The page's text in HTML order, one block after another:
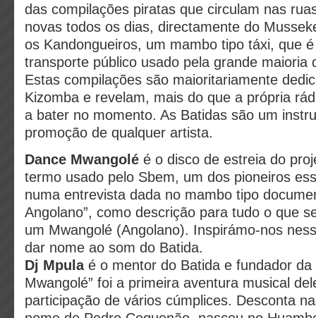
das compilações piratas que circulam nas
novas todos os dias, directamente do
os Kandongueiros, um mambo tipo táxi, que
transporte público usado pela grande maioria
Estas compilações são maioritariamente
Kizomba e revelam, mais do que a própria
a bater no momento. As Batidas são um
promoção de qualquer artista.
Dance Mwangolé é o disco de estreia do
termo usado pelo Sbem, um dos pioneiros
numa entrevista dada no mambo tipo
Angolano”, como descrição para tudo o que
um Mwangolé (Angolano). Inspirámo-nos
dar nome ao som do Batida.
Dj Mpulaé o mentor do Batida e fundador da
Mwangolé” foi a primeira aventura musical
participação de vários cúmplices. Desconta